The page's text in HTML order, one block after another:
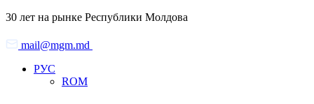
Skip
the
content
30 лет на рынке Республики Молдова
mail@mgm.md
РУС
ROM